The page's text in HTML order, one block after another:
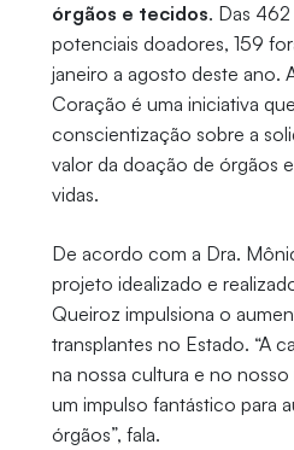
órgãos e tecidos. Das
potenciais doadores, 159
janeiro a agosto deste ano.
Coração é uma iniciativa
conscientização sobre a
valor da doação de órgãos
vidas.
De acordo com a Dra.
projeto idealizado e
Queiroz impulsiona o
transplantes no Estado. “A
na nossa cultura e no
um impulso fantástico para
órgãos”, fala.